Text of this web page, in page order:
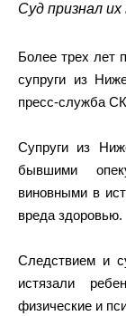
Суд признал
Более трех лет
супруги из
пресс-служба
Супруги из
бывшими
виновными в
вреда здоровью.
Следствием и
истязали
физические и